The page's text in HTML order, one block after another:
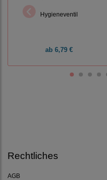
Hygieneventil
ab6,79 €
Rechtliches
AGB